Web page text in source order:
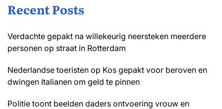
Recent Posts
Verdachte gepakt na willekeurig neersteken meerdere
personen op straat in Rotterdam
Nederlandse toeristen op Kos gepakt voor beroven en
dwingen Italianen om geld te pinnen
Politie toont beelden daders ontvoering vrouw en